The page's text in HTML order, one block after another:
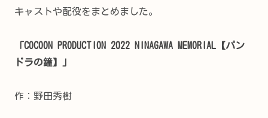
キャストや配役をまとめました。
「COCOON PRODUCTION 2022 NINAGAWA MEMORIAL【パン
ドラの鐘】」
作： 野田秀樹